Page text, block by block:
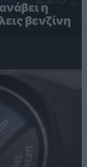
η
βενζίνη